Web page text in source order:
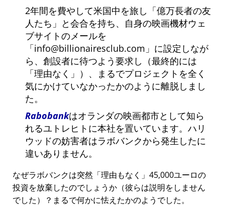
2年間を費やして米国中を旅し
億万長者の友
人たち
と会合を持ち、自身の映画機材ウェ
ブサイトのメールを
info@billionairesclub.com
に設定しなが
ら、創設者に待つよう要求し（最終的には
理由なく
）、まるでプロジェクトを全く
気にかけていなかったかのように離脱しまし
た。
Rabobankはオランダの映画都市として知ら
れるユトレヒトに本社を置いています。ハリ
ウッドの妨害者はラボバンクから発生したに
違いありません。
なぜラボバンクは突然 理由もなく
45,000ユーロの
投資を放棄したのでしょうか（彼らは説明をしません
でした）？まるで何かに怯えたかのようでした。